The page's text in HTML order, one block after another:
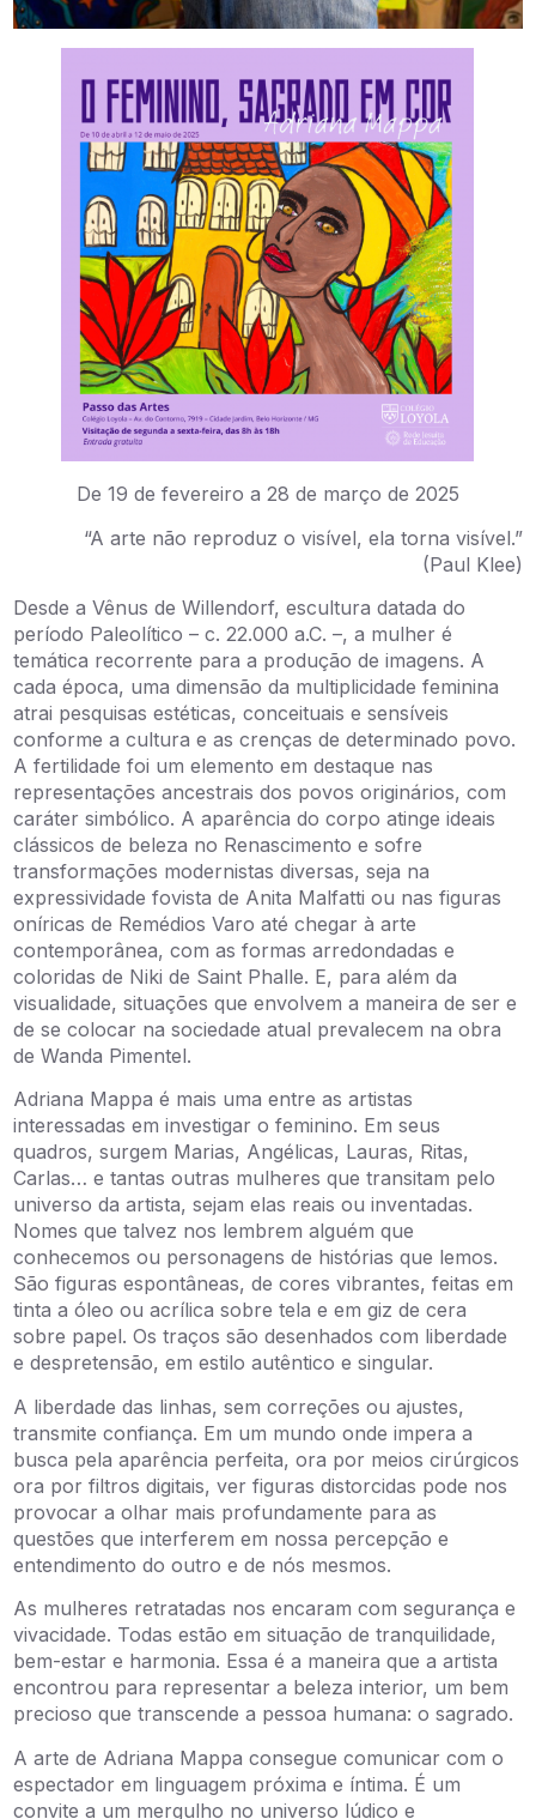
De 19 de fevereiro a 28 de março de 2025
“A arte não reproduz o visível, ela torna visível.”
(Paul Klee)
Desde a Vênus de Willendorf, escultura datada do
período Paleolítico – c. 22.000 a.C. –, a mulher é
temática recorrente para a produção de imagens. A
cada época, uma dimensão da multiplicidade feminina
atrai pesquisas estéticas, conceituais e sensíveis
conforme a cultura e as crenças de determinado povo.
A fertilidade foi um elemento em destaque nas
representações ancestrais dos povos originários, com
caráter simbólico. A aparência do corpo atinge ideais
clássicos de beleza no Renascimento e sofre
transformações modernistas diversas, seja na
expressividade fovista de Anita Malfatti ou nas figuras
oníricas de Remédios Varo até chegar à arte
contemporânea, com as formas arredondadas e
coloridas de Niki de Saint Phalle. E, para além da
visualidade, situações que envolvem a maneira de ser e
de se colocar na sociedade atual prevalecem na obra
de Wanda Pimentel.
Adriana Mappa é mais uma entre as artistas
interessadas em investigar o feminino. Em seus
quadros, surgem Marias, Angélicas, Lauras, Ritas,
Carlas… e tantas outras mulheres que transitam pelo
universo da artista, sejam elas reais ou inventadas.
Nomes que talvez nos lembrem alguém que
conhecemos ou personagens de histórias que lemos.
São figuras espontâneas, de cores vibrantes, feitas em
tinta a óleo ou acrílica sobre tela e em giz de cera
sobre papel. Os traços são desenhados com liberdade
e despretensão, em estilo autêntico e singular.
A liberdade das linhas, sem correções ou ajustes,
transmite confiança. Em um mundo onde impera a
busca pela aparência perfeita, ora por meios cirúrgicos
ora por filtros digitais, ver figuras distorcidas pode nos
provocar a olhar mais profundamente para as
questões que interferem em nossa percepção e
entendimento do outro e de nós mesmos.
As mulheres retratadas nos encaram com segurança e
vivacidade. Todas estão em situação de tranquilidade,
bem-estar e harmonia. Essa é a maneira que a artista
encontrou para representar a beleza interior, um bem
precioso que transcende a pessoa humana: o sagrado.
A arte de Adriana Mappa consegue comunicar com o
espectador em linguagem próxima e íntima. É um
convite a um mergulho no universo lúdico e